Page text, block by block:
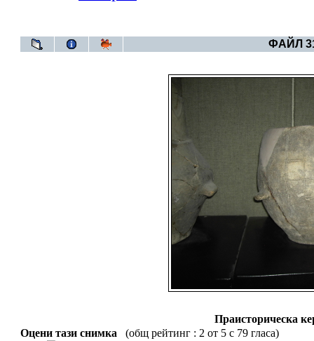
ФАЙЛ
Праисторическа
Оцени тази снимка
(общ рейтинг : 2 от 5 с 79 гласа)